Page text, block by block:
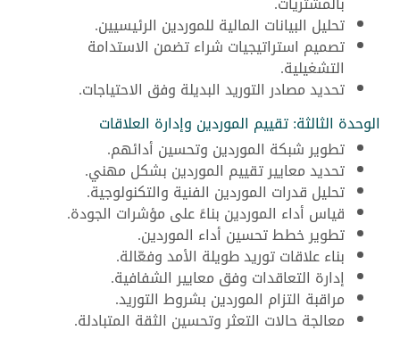
تحليل البيانات المالية للموردين الرئيسيين.
تصميم استراتيجيات شراء تضمن الاستدامة
التشغيلية.
تحديد مصادر التوريد البديلة وفق الاحتياجات.
الوحدة الثالثة: تقييم الموردين وإدارة العلاقات
تطوير شبكة الموردين وتحسين أدائهم.
تحديد معايير تقييم الموردين بشكل مهني.
تحليل قدرات الموردين الفنية والتكنولوجية.
قياس أداء الموردين بناءً على مؤشرات الجودة.
تطوير خطط تحسين أداء الموردين.
بناء علاقات توريد طويلة الأمد وفعّالة.
إدارة التعاقدات وفق معايير الشفافية.
مراقبة التزام الموردين بشروط التوريد.
معالجة حالات التعثر وتحسين الثقة المتبادلة.